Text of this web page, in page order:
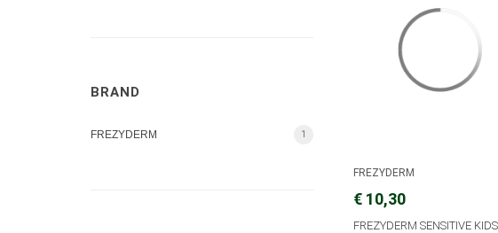
BRAND
FREZYDERM 1
FREZYDERM
€ 10,30
FREZYDERM SENSITIVE KIDS